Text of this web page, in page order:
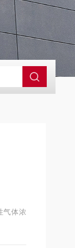
碳气体检测仪
气体浓